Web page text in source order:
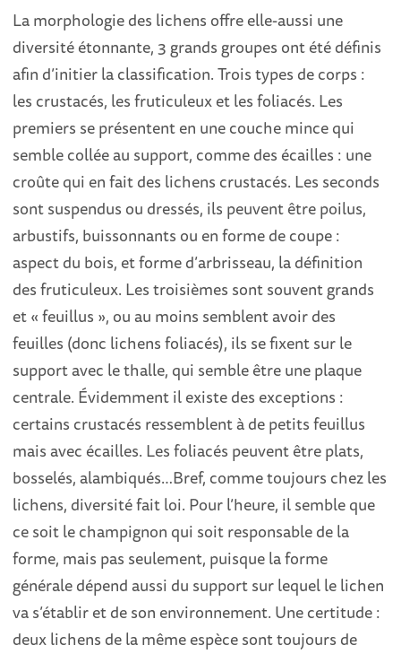
La morphologie des lichens offre elle-aussi une
diversité étonnante, 3 grands groupes ont été définis
afin d’initier la classification. Trois types de corps :
les crustacés, les fruticuleux et les foliacés. Les
premiers se présentent en une couche mince qui
semble collée au support, comme des écailles : une
croûte qui en fait des lichens crustacés. Les seconds
sont suspendus ou dressés, ils peuvent être poilus,
arbustifs, buissonnants ou en forme de coupe :
aspect du bois, et forme d’arbrisseau, la définition
des fruticuleux. Les troisièmes sont souvent grands
et « feuillus », ou au moins semblent avoir des
feuilles (donc lichens foliacés), ils se fixent sur le
support avec le thalle, qui semble être une plaque
centrale. Évidemment il existe des exceptions :
certains crustacés ressemblent à de petits feuillus
mais avec écailles. Les foliacés peuvent être plats,
bosselés, alambiqués…Bref, comme toujours chez les
lichens, diversité fait loi. Pour l’heure, il semble que
ce soit le champignon qui soit responsable de la
forme, mais pas seulement, puisque la forme
générale dépend aussi du support sur lequel le lichen
va s’établir et de son environnement. Une certitude :
deux lichens de la même espèce sont toujours de